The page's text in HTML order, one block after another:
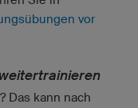
vor
Das kann nach